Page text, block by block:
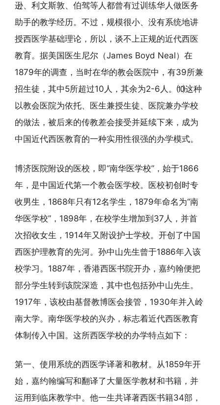
逊、利文斯敦、伯驾等人都曾有过训练华人做医务
助手的教学经历。不过，规模很小、没有系统地讲
授西医学基础理论，所以，谈不上正规的近代西医
教育。据美国医生尼尔（James Boyd Neal）在
1879年的调查，当时在华的教会医院中，有39所兼
招生徒，其中5所超过10人，其余为2-6人。⑽这种
以教会医院为依托、医生兼授生徒、医院兼办学校
的做法，被后来的传教差会接受并延续下来，成为
中国近代西医教育的一种实用性很强的办学模式。
博济医院附设的医校，即“南华医学校”，始于1866
年，是中国近代第一个教会医学校。医校初创时专
收男生，1868年只有12名学生，1879年命名为“南
华医学校”，1898年，在校学生增加到37人，并首
次招收女生，1914年又附设护士学校。开创了中国
西医护理教育的先河。孙中山先生曾于1886年入该
校学习。1887年，香港西医书院开办，嘉约翰便把
部分学生转到该院深造，其中也包括孙中山先生。
1917年，该校由基督教博医会接管，1930年并入岭
南大学。南华医学校的兴办，标志着近代西医教育
体制传入中国。这所西医学校的办学特点如下：
第一、使用系统的西医学译著和教材。从1859年开
始，嘉约翰编写和翻译了大量医学教材和书籍，并
运用到临床教学中。他一生共译著西医书籍34部，